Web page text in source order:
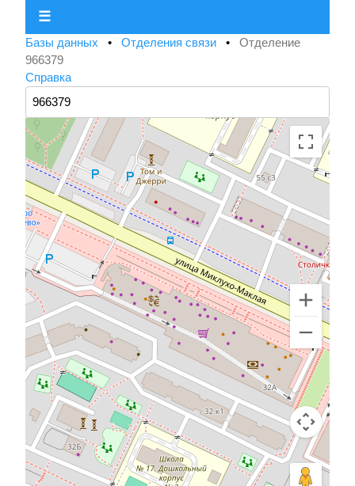
☰
Базы данных • Отделения связи • Отделение
966379
Справка